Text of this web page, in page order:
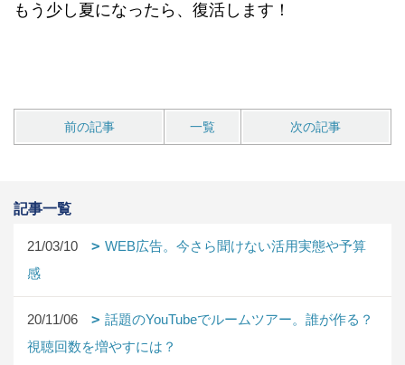
もう少し夏になったら、復活します！
前の記事 一覧 次の記事
記事一覧
21/03/10
WEB広告。今さら聞けない活用実態や予算
感
20/11/06
話題のYouTubeでルームツアー。誰が作る？
視聴回数を増やすには？